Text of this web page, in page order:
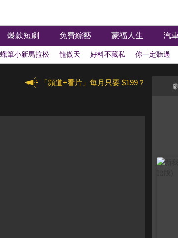
爆款短劇 免費綜藝 蒙福人生 汽
蠟筆小新馬拉松 龍傲天 好料不藏私 你一定聽過
「頻道+看片」每月只要 $199？